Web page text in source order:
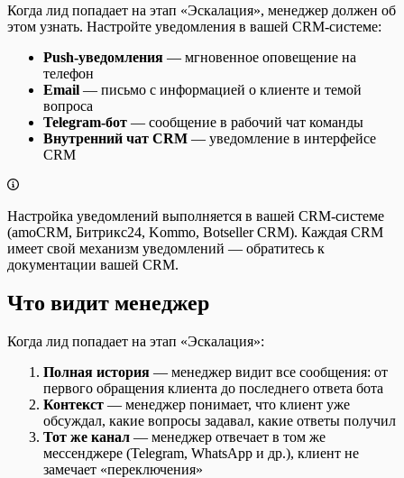
Когда лид попадает на этап «Эскалация», менеджер должен об
этом узнать. Настройте уведомления в вашей CRM-системе:
Push-уведомления — мгновенное оповещение на
телефон
Email — письмо с информацией о клиенте и темой
вопроса
Telegram-бот — сообщение в рабочий чат команды
Внутренний чат CRM — уведомление в интерфейсе
CRM
Настройка уведомлений выполняется в вашей CRM-системе
(amoCRM, Битрикс24, Kommo, Botseller CRM). Каждая CRM
имеет свой механизм уведомлений — обратитесь к
документации вашей CRM.
Что видит менеджер
Когда лид попадает на этап «Эскалация»:
Полная история — менеджер видит все сообщения: от
первого обращения клиента до последнего ответа бота
Контекст — менеджер понимает, что клиент уже
обсуждал, какие вопросы задавал, какие ответы получил
Тот же канал — менеджер отвечает в том же
мессенджере (Telegram, WhatsApp и др.), клиент не
замечает «переключения»